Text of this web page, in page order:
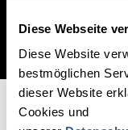
Diese Webseite
Diese Website
bestmöglichen
dieser Website
Cookies und
INFO